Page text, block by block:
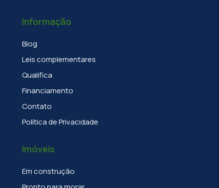
Informação
Blog
Leis complementares
Qualifica
Financiamento
Contato
Política de Privacidade
Imóveis
Em construção